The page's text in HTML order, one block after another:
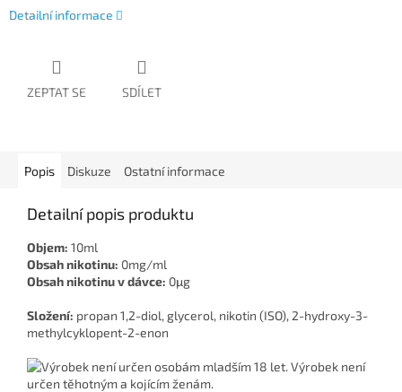
Detailní informace
ZEPTAT SE SDÍLET
Popis Diskuze Ostatní informace
Detailní popis produktu
Objem: 10ml
Obsah nikotinu: 0mg/ml
Obsah nikotinu v dávce: 0μg
Složení: propan 1,2-diol, glycerol, nikotin (ISO), 2-hydroxy-3-
methylcyklopent-2-enon